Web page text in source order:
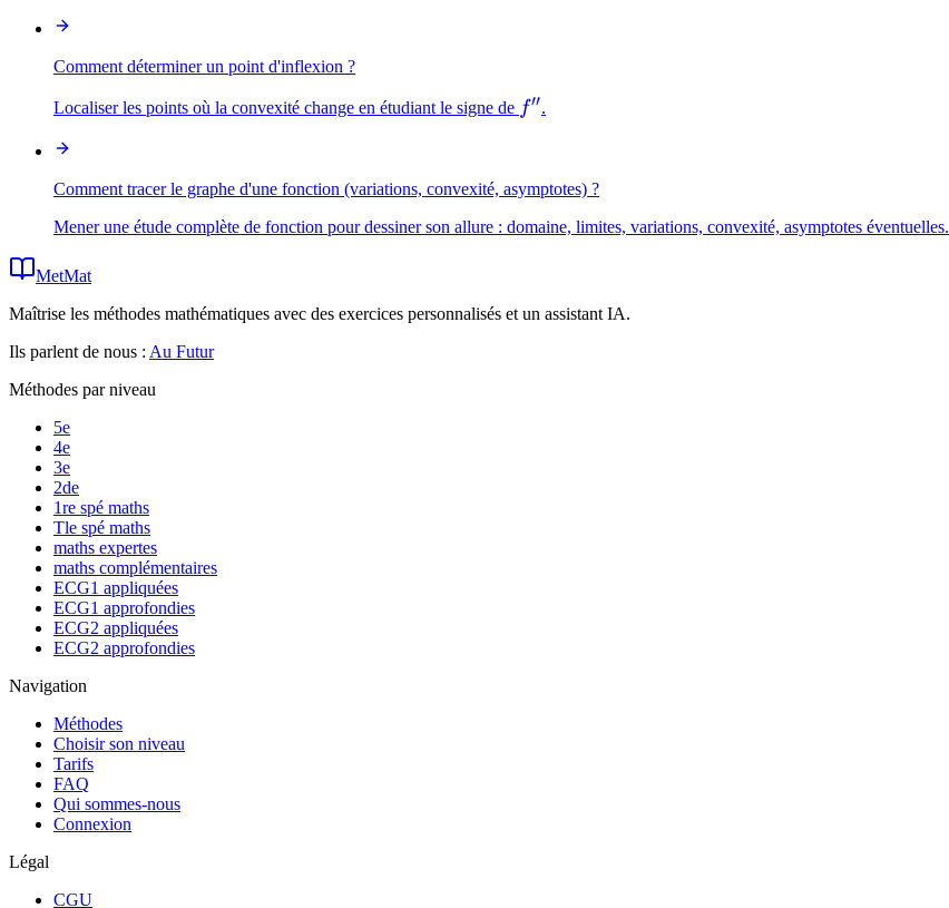
\leq
t_i
Comment déterminer un point d'inflexion ?
Localiser les points où la convexité change en étudiant le signe de f''
f′′.
Comment tracer le graphe d'une fonction (variations, convexité, asymptotes) ?
Mener une étude complète de fonction pour dessiner son allure : domaine, limites, variations, convexité, asymptotes éventuelles.
MetMat
Maîtrise les méthodes mathématiques avec des exercices personnalisés et un assistant IA.
Ils parlent de nous : Au Futur
Méthodes par niveau
5e
4e
3e
2de
1re spé maths
Tle spé maths
maths expertes
maths complémentaires
ECG1 appliquées
ECG1 approfondies
ECG2 appliquées
ECG2 approfondies
Navigation
Méthodes
Choisir son niveau
Tarifs
FAQ
Qui sommes-nous
Connexion
Légal
CGU